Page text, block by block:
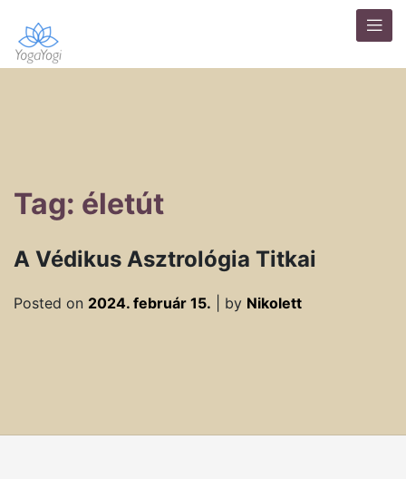
Tag: életút
A Védikus Asztrológia Titkai
Posted on 2024. február 15. by Nikolett